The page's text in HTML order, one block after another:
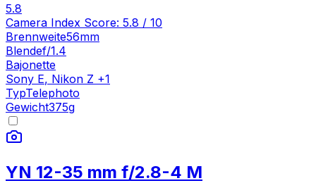
5.8
Camera Index Score: 5.8 / 10
Brennweite56mm
Blendef/1.4
Bajonette
Sony E, Nikon Z +1
TypTelephoto
Gewicht375g
YN 12-35 mm f/2.8-4 M